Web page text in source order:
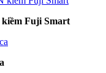
Fuji Smart